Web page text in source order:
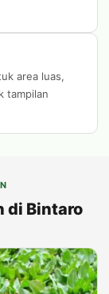
area luas,
tampilan
di Bintaro